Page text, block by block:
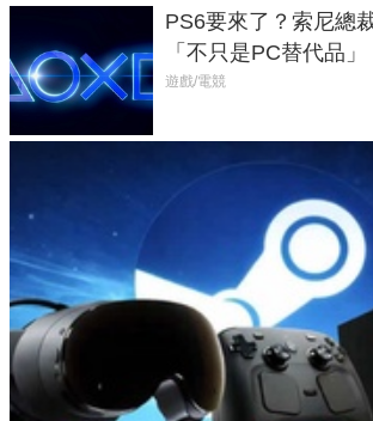
PS6要來了？索尼總
「不只是PC替代品
廳、進軍電競桌面
遊戲/電競